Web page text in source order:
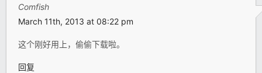
Comfish
March 11th, 2013 at 08:22 pm
这个刚好用上，偷偷下载啦。
回复